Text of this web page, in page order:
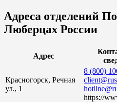
Адреса отделений
Люберцах России
Адрес
Красногорск, Речная
ул., 1
8 (800)
https://